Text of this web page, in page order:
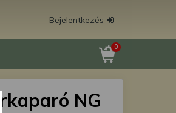
Bejelentkezés
0
NG